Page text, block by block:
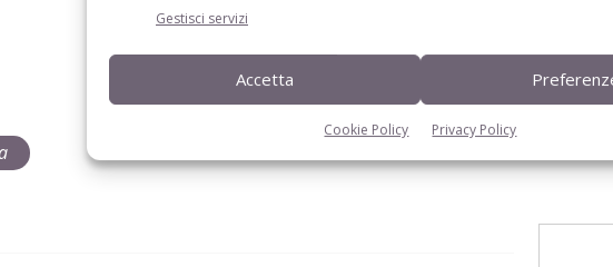
Gestisci servizi
Accetta
Cookie Policy Privacy Policy